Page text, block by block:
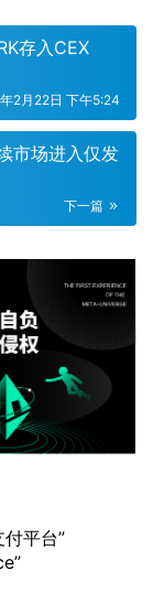
存入CEX
2月22日 下午5:24
市场进入仅发
下一篇
平台”